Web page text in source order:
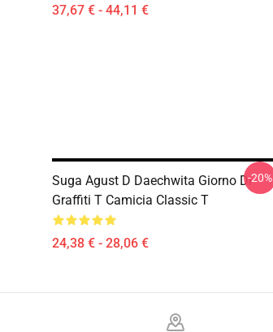
37,67 € - 44,11 €
Suga Agust D Daechwita Giorno Di
Graffiti T Camicia Classic T
24,38 € - 28,06 €
-20%